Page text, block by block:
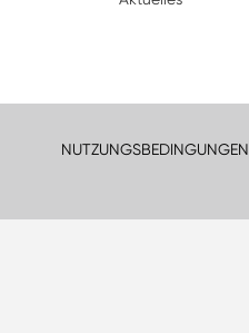
NUTZUNGSBEDINGUNGEN